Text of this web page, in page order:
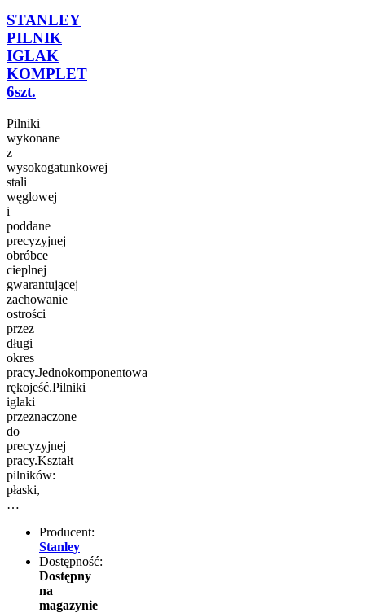
STANLEY
PILNIK
IGLAK
KOMPLET
6szt.
Pilniki
wykonane
z
wysokogatunkowej
stali
węglowej
i
poddane
precyzyjnej
obróbce
cieplnej
gwarantującej
zachowanie
ostrości
przez
długi
okres
pracy.Jednokomponentowa
rękojeść.Pilniki
iglaki
przeznaczone
do
precyzyjnej
pracy.Kształt
pilników:
płaski,
…
Producent:
Stanley
Dostępność:
Dostępny
na
magazynie